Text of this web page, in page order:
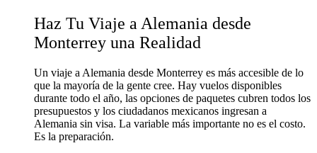
Haz Tu Viaje a Alemania desde
Monterrey una Realidad
Un viaje a Alemania desde Monterrey es más accesible de lo
que la mayoría de la gente cree. Hay vuelos disponibles
durante todo el año, las opciones de paquetes cubren todos los
presupuestos y los ciudadanos mexicanos ingresan a
Alemania sin visa. La variable más importante no es el costo.
Es la preparación.